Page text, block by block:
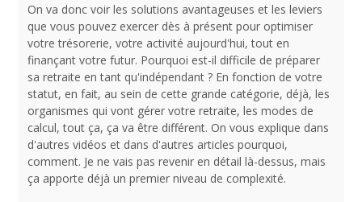
On va donc voir les solutions avantageuses et les leviers
que vous pouvez exercer dès à présent pour optimiser
votre trésorerie, votre activité aujourd'hui, tout en
finançant votre futur. Pourquoi est-il difficile de préparer
sa retraite en tant qu'indépendant ? En fonction de votre
statut, en fait, au sein de cette grande catégorie, déjà, les
organismes qui vont gérer votre retraite, les modes de
calcul, tout ça, ça va être différent. On vous explique dans
d'autres vidéos et dans d'autres articles pourquoi,
comment. Je ne vais pas revenir en détail là-dessus, mais
ça apporte déjà un premier niveau de complexité.